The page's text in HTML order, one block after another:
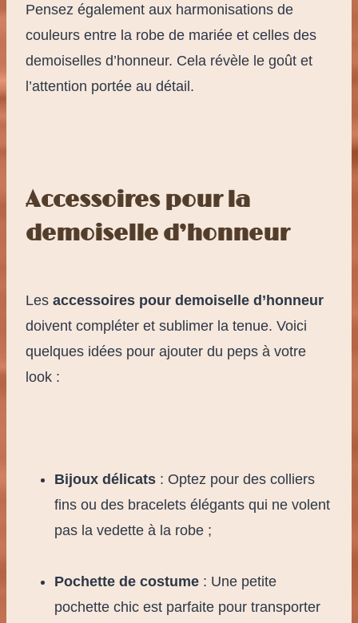
Pensez également aux harmonisations de
couleurs entre la robe de mariée et celles des
demoiselles d’honneur. Cela révèle le goût et
l’attention portée au détail.
Accessoires pour la
demoiselle d’honneur
Les accessoires pour demoiselle d’honneur
doivent compléter et sublimer la tenue. Voici
quelques idées pour ajouter du peps à votre
look :
Bijoux délicats : Optez pour des colliers
fins ou des bracelets élégants qui ne volent
pas la vedette à la robe ;
Pochette de costume : Une petite
pochette chic est parfaite pour transporter